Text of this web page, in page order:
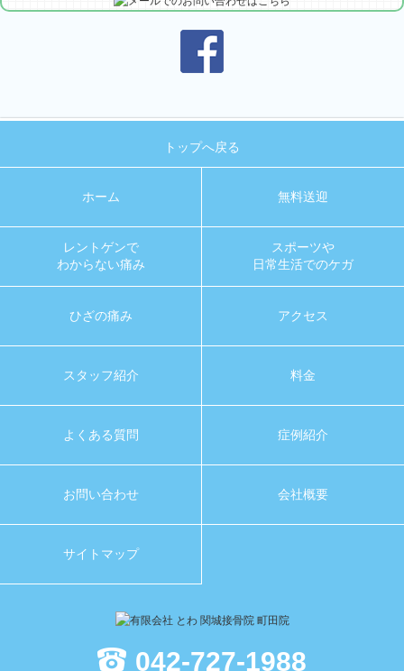
トップへ戻る
ホーム 無料送迎
レントゲンで
わからない痛み
スポーツや
日常生活でのケガ
ひざの痛み アクセス
スタッフ紹介 料金
よくある質問 症例紹介
お問い合わせ 会社概要
サイトマップ
042-727-1988